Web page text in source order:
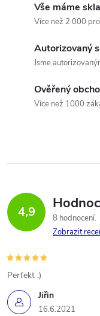
Vše máme
Více než 2 000
Autorizovaný
Jsme
Ověřený
Více než 1000
4,9
8 hodnocení
Zobrazit
Jiřin
16.6.2021
Perfekt :)